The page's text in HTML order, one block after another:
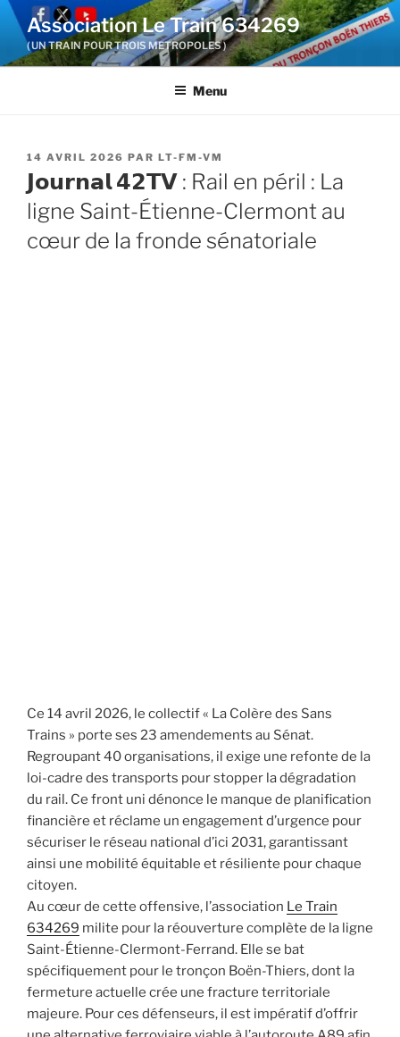
Aller
contenu
Association Le Train 634269
( UN TRAIN POUR TROIS METROPOLES )
Menu
PUBLIÉ
LE
14 AVRIL 2026 PAR LT-FM-VM
𝗝𝗼𝘂𝗿𝗻𝗮𝗹 𝟰𝟮𝗧𝗩 : Rail en péril : La
ligne Saint-Étienne-Clermont au
cœur de la fronde sénatoriale
Ce 14 avril 2026, le collectif « La Colère des Sans
Trains » porte ses 23 amendements au Sénat.
Regroupant 40 organisations, il exige une refonte de la
loi-cadre des transports pour stopper la dégradation
du rail. Ce front uni dénonce le manque de planification
financière et réclame un engagement d’urgence pour
sécuriser le réseau national d’ici 2031, garantissant
ainsi une mobilité équitable et résiliente pour chaque
citoyen.
Au cœur de cette offensive, l’association Le Train
634269 milite pour la réouverture complète de la ligne
Saint-Étienne-Clermont-Ferrand. Elle se bat
spécifiquement pour le tronçon Boën-Thiers, dont la
fermeture actuelle crée une fracture territoriale
majeure. Pour ces défenseurs, il est impératif d’offrir